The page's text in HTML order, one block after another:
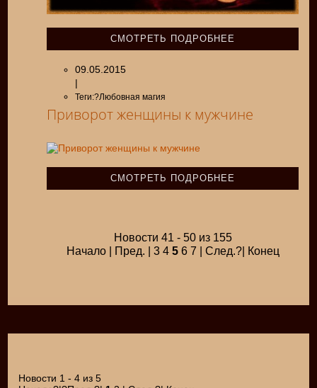
СМОТРЕТЬ ПОДРОБНЕЕ
09.05.2015
|
Теги:?Любовная магия
Приворот женщины к мужчине
СМОТРЕТЬ ПОДРОБНЕЕ
Новости 41 - 50 из 155
Начало | Пред. | 3 4 56 7 | След.?| Конец
Новости 1 - 4 из 5